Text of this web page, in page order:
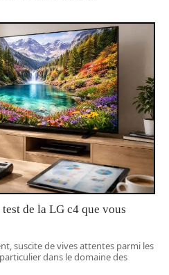
de la LG c4 que vous
suscite de vives attentes parmi les
dans le domaine des